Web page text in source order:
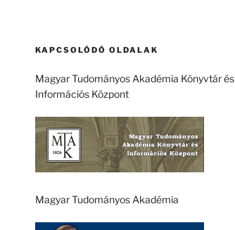
KAPCSOLÓDÓ OLDALAK
Magyar Tudományos Akadémia Könyvtár és
Információs Központ
Magyar Tudományos Akadémia